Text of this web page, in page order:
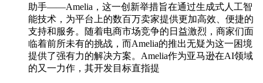
助手——Amelia，这一创新举措旨在通过生成式人工智
能技术，为平台上的数百万卖家提供更加高效、便捷的
支持和服务。随着电商市场竞争的日益激烈，商家们面
临着前所未有的挑战，而Amelia的推出无疑为这一困境
提供了强有力的解决方案。Amelia作为亚马逊在AI领域
的又一力作，其开发目标直指提